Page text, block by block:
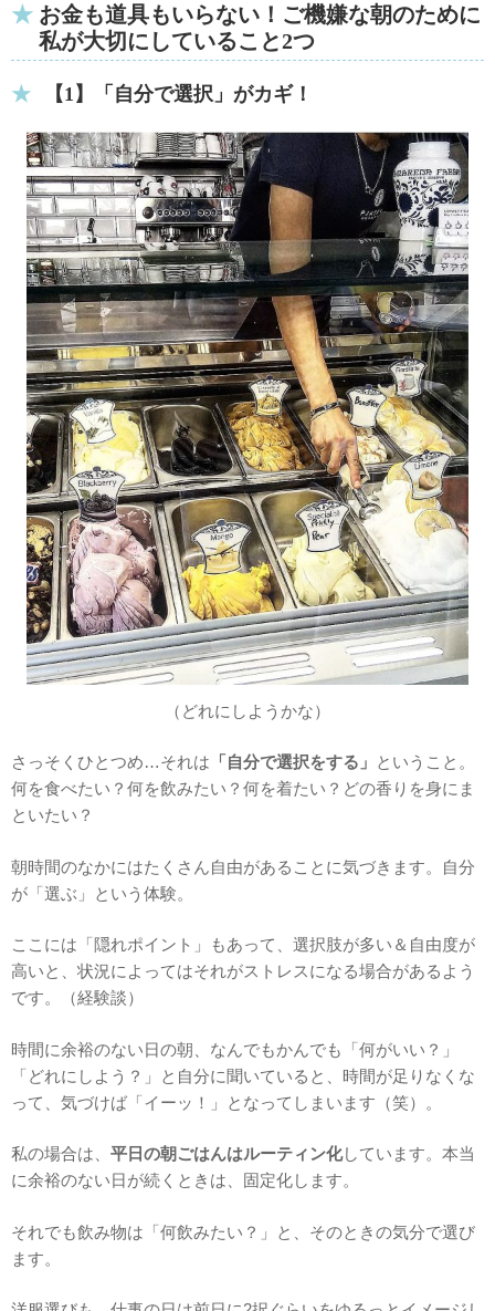
お金も道具もいらない！ご機嫌な朝のために
私が大切にしていること2つ
【1】「自分で選択」がカギ！
（どれにしようかな）
さっそくひとつめ…それは 「自分で選択をする」 ということ。
何を食べたい？何を飲みたい？何を着たい？どの香りを身にま
といたい？
朝時間のなかにはたくさん自由があることに気づきます。自分
が「選ぶ」という体験。
ここには「隠れポイント」もあって、選択肢が多い＆自由度が
高いと、状況によってはそれがストレスになる場合があるよう
です。（経験談）
時間に余裕のない日の朝、なんでもかんでも「何がいい？」
「どれにしよう？」と自分に聞いていると、時間が足りなくな
って、気づけば「イーッ！」となってしまいます（笑）。
私の場合は、 平日の朝ごはんはルーティン化しています。本当
に余裕のない日が続くときは、固定化します。
それでも飲み物は「何飲みたい？」と、そのときの気分で選び
ます。